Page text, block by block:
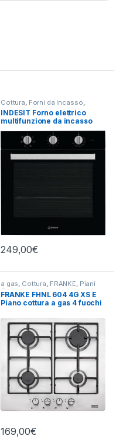
Cottura Forni da Incasso
Indesit
INDESIT Forno elettrico
multifunzione da incasso
IFW 6530 BL
249,00€
a gas, Cottura, FRANKE, Piani
Cottura
FRANKE FHNL 604 4G XS E
Piano cottura a gas 4 fuochi
169,00€